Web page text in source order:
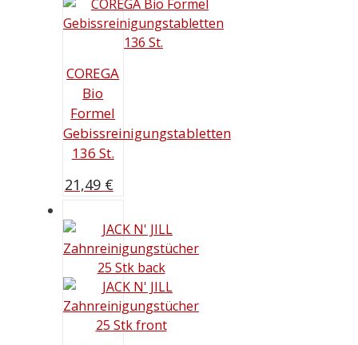
COREGA
Bio
Formel
Gebissreinigungstabletten
136 St.
21,49 €